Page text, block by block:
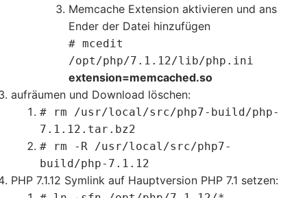
Memcache Extension aktivieren und ans
Ender der Datei hinzufügen
# mcedit
/opt/php/7.1.12/lib/php.ini
extension=memcached.so
aufräumen und Download löschen:
# rm /usr/local/src/php7-build/php-
7.1.12.tar.bz2
# rm -R /usr/local/src/php7-
build/php-7.1.12
PHP 7.1.12 Symlink auf Hauptversion PHP 7.1 setzen: